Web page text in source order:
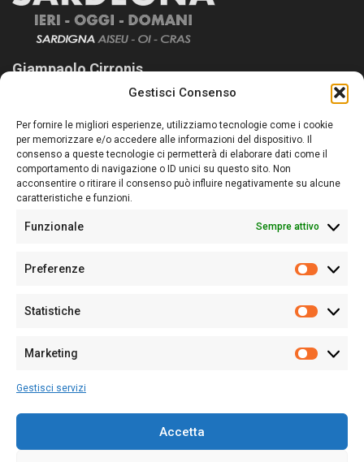
Gestisci Consenso
Per fornire le migliori esperienze, utilizziamo tecnologie come i cookie
per memorizzare e/o accedere alle informazioni del dispositivo. Il
consenso a queste tecnologie ci permetterà di elaborare dati come il
comportamento di navigazione o ID unici su questo sito. Non
acconsentire o ritirare il consenso può influire negativamente su alcune
caratteristiche e funzioni.
Funzionale Sempre attivo
Preferenze
Statistiche
Marketing
Gestisci servizi
Accetta
Giampaolo Cirronis
Sardegna Ieri-Oggi-Domani nasce per informare “liberamente” i
lettori su quanto accade in Sardegna, con un occhio rivolto al
nostro passato e, soprattutto, al nostro futuro
Follow Us
Sede:Via Cristoforo Colombo 09013 Carbonia
Partita IVA02270380922
128/2020 del 10/02/2020
Per la Pubblicità: